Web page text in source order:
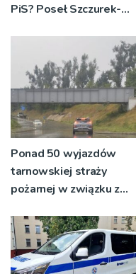
PiS? Poseł Szczurek-
pracy parlamentarzysty’
Ponad 50 wyjazdów
tarnowskiej straży
pożarnej w związku z